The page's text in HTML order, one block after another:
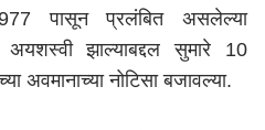
पासून प्रलंबित असलेल्या
अयशस्वी झाल्याबद्दल सुमारे 10
अवमानाच्या नोटिसा बजावल्या.